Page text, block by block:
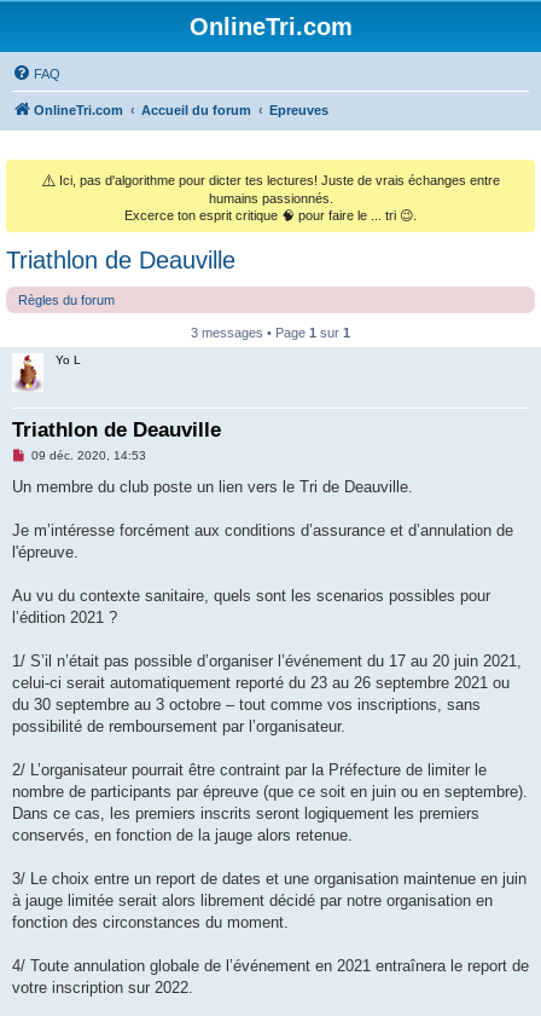
OnlineTri.com
FAQ
OnlineTri.com Accueil du forum Epreuves
⚠️ Ici, pas d'algorithme pour dicter tes lectures! Juste de vrais échanges entre
humains passionnés.
Excerce ton esprit critique 🧠 pour faire le ... tri 😉.
Triathlon de Deauville
Règles du forum
3 messages • Page 1 sur 1
Yo L
Triathlon de Deauville
M
s
g
n
l
u
09 déc. 2020, 14:53
Un membre du club poste un lien vers le Tri de Deauville.
Je m’intéresse forcément aux conditions d’assurance et d’annulation de
l'épreuve.
Au vu du contexte sanitaire, quels sont les scenarios possibles pour
l’édition 2021 ?
1/ S’il n’était pas possible d’organiser l’événement du 17 au 20 juin 2021,
celui-ci serait automatiquement reporté du 23 au 26 septembre 2021 ou
du 30 septembre au 3 octobre – tout comme vos inscriptions, sans
possibilité de remboursement par l’organisateur.
2/ L’organisateur pourrait être contraint par la Préfecture de limiter le
nombre de participants par épreuve (que ce soit en juin ou en septembre).
Dans ce cas, les premiers inscrits seront logiquement les premiers
conservés, en fonction de la jauge alors retenue.
3/ Le choix entre un report de dates et une organisation maintenue en juin
à jauge limitée serait alors librement décidé par notre organisation en
fonction des circonstances du moment.
4/ Toute annulation globale de l’événement en 2021 entraînera le report de
votre inscription sur 2022.